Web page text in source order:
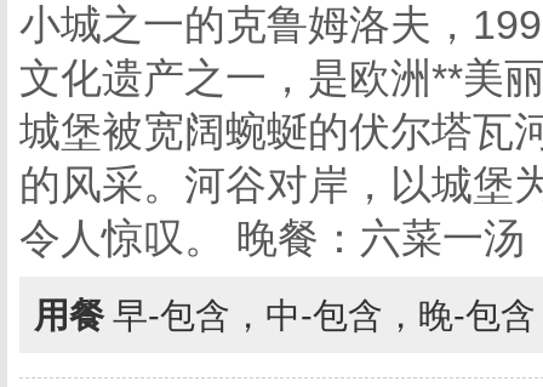
小城之一的克鲁姆洛夫，
文化遗产之一，是欧洲**美
城堡被宽阔蜿蜒的伏尔塔瓦
的风采。河谷对岸，以城堡
令人惊叹。 晚餐：六菜一汤
用餐 早-包含，中-包含，晚-包